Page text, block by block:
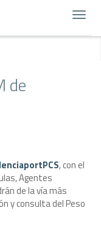
de
, con el
Agentes
de la vía más
y consulta del Peso